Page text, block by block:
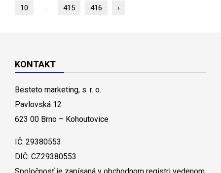
10
... 415 416 ›
KONTAKT
Besteto marketing, s. r. o.
Pavlovská 12
623 00 Brno – Kohoutovice
IČ: 29380553
DIČ: CZ29380553